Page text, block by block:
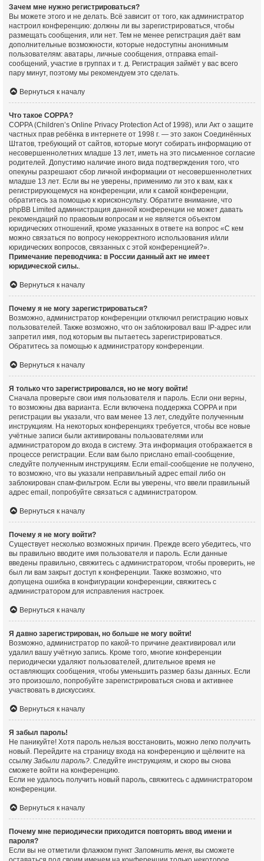
Зачем мне нужно регистрироваться?
Вы можете этого и не делать. Всё зависит от того, как администратор
настроил конференцию: должны ли вы зарегистрироваться, чтобы
размещать сообщения, или нет. Тем не менее регистрация даёт вам
дополнительные возможности, которые недоступны анонимным
пользователям: аватары, личные сообщения, отправка email-
сообщений, участие в группах и т. д. Регистрация займёт у вас всего
пару минут, поэтому мы рекомендуем это сделать.
Вернуться к началу
Что такое COPPA?
COPPA (Children’s Online Privacy Protection Act of 1998), или Акт о защите
частных прав ребёнка в интернете от 1998 г. — это закон Соединённых
Штатов, требующий от сайтов, которые могут собирать информацию от
несовершеннолетних младше 13 лет, иметь на это письменное согласие
родителей. Допустимо наличие иного вида подтверждения того, что
опекуны разрешают сбор личной информации от несовершеннолетних
младше 13 лет. Если вы не уверены, применимо ли это к вам, как к
регистрирующемуся на конференции, или к самой конференции,
обратитесь за помощью к юрисконсульту. Обратите внимание, что
phpBB Limited администрация данной конференции не может давать
рекомендаций по правовым вопросам и не является объектом
юридических отношений, кроме указанных в ответе на вопрос «С кем
можно связаться по вопросу некорректного использования и/или
юридических вопросов, связанных с этой конференцией?».
Примечание переводчика: в России данный акт не имеет
юридической силы..
Вернуться к началу
Почему я не могу зарегистрироваться?
Возможно, администратор конференции отключил регистрацию новых
пользователей. Также возможно, что он заблокировал ваш IP-адрес или
запретил имя, под которым вы пытаетесь зарегистрироваться.
Обратитесь за помощью к администратору конференции.
Вернуться к началу
Я только что зарегистрировался, но не могу войти!
Сначала проверьте свои имя пользователя и пароль. Если они верны,
то возможны два варианта. Если включена поддержка COPPA и при
регистрации вы указали, что вам менее 13 лет, следуйте полученным
инструкциям. На некоторых конференциях требуется, чтобы все новые
учётные записи были активированы пользователями или
администратором до входа в систему. Эта информация отображается в
процессе регистрации. Если вам было прислано email-сообщение,
следуйте полученным инструкциям. Если email-сообщение не получено,
то возможно, что вы указали неправильный адрес email либо он
заблокирован спам-фильтром. Если вы уверены, что ввели правильный
адрес email, попробуйте связаться с администратором.
Вернуться к началу
Почему я не могу войти?
Существует несколько возможных причин. Прежде всего убедитесь, что
вы правильно вводите имя пользователя и пароль. Если данные
введены правильно, свяжитесь с администратором, чтобы проверить, не
был ли вам закрыт доступ к конференции. Также возможно, что
допущена ошибка в конфигурации конференции, свяжитесь с
администратором для исправления настроек.
Вернуться к началу
Я давно зарегистрирован, но больше не могу войти!
Возможно, администратор по какой-то причине деактивировал или
удалил вашу учётную запись. Кроме того, многие конференции
периодически удаляют пользователей, длительное время не
оставляющих сообщения, чтобы уменьшить размер базы данных. Если
это произошло, попробуйте зарегистрироваться снова и активнее
участвовать в дискуссиях.
Вернуться к началу
Я забыл пароль!
Не паникуйте! Хотя пароль нельзя восстановить, можно легко получить
новый. Перейдите на страницу входа на конференцию и щёлкните на
ссылку Забыли пароль?. Следуйте инструкциям, и скоро вы снова
сможете войти на конференцию.
Если не удалось получить новый пароль, свяжитесь с администратором
конференции.
Вернуться к началу
Почему мне периодически приходится повторять ввод имени и
пароля?
Если вы не отметили флажком пункт Запомнить меня, вы сможете